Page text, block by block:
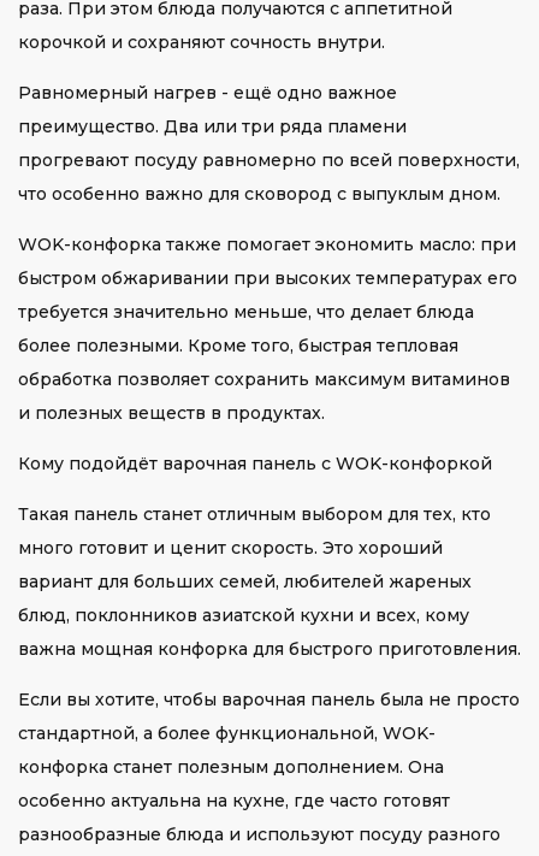
раза. При этом блюда получаются с аппетитной
корочкой и сохраняют сочность внутри.
Равномерный нагрев - ещё одно важное
преимущество. Два или три ряда пламени
прогревают посуду равномерно по всей поверхности,
что особенно важно для сковород с выпуклым дном.
WOK-конфорка также помогает экономить масло: при
быстром обжаривании при высоких температурах его
требуется значительно меньше, что делает блюда
более полезными. Кроме того, быстрая тепловая
обработка позволяет сохранить максимум витаминов
и полезных веществ в продуктах.
Кому подойдёт варочная панель с WOK-конфоркой
Такая панель станет отличным выбором для тех, кто
много готовит и ценит скорость. Это хороший
вариант для больших семей, любителей жареных
блюд, поклонников азиатской кухни и всех, кому
важна мощная конфорка для быстрого приготовления.
Если вы хотите, чтобы варочная панель была не просто
стандартной, а более функциональной, WOK-
конфорка станет полезным дополнением. Она
особенно актуальна на кухне, где часто готовят
разнообразные блюда и используют посуду разного